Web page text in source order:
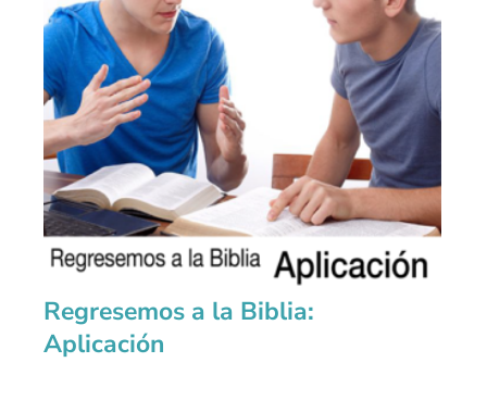
Regresemos a la Biblia:
Aplicación